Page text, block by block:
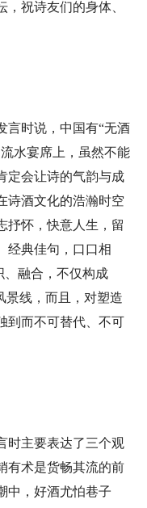
祝诗友们的身体、
时说，中国有“无酒
水宴席上，虽然不能
定会让诗的气韵与成
诗酒文化的浩瀚时空
抒怀，快意人生，留
经典佳句，口口相
、融合，不仅构成
景线，而且，对塑造
到而不可替代、不可
主要表达了三个观
有术是货畅其流的前
中，好酒尤怕巷子